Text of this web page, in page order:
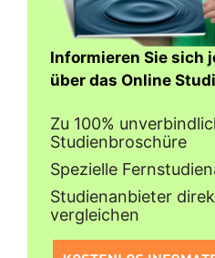
Informieren Sie sich
über das Online
Zu 100%
Studienbroschüre
Spezielle
Studienanbieter
vergleichen